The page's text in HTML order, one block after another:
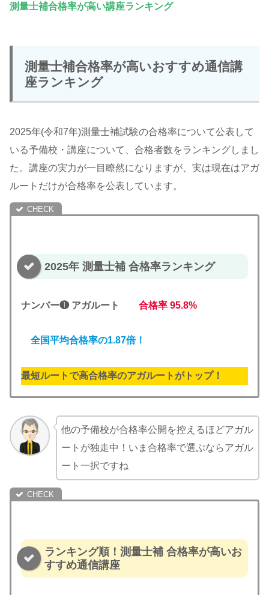
測量士補合格率が高い講座ランキング
測量士補合格率が高いおすすめ通信講
座ランキング
2025年(令和7年)測量士補試験の合格率について公表して
いる予備校・講座について、合格者数をランキングしまし
た。講座の実力が一目瞭然になりますが、実は現在はアガ
ルートだけが合格率を公表しています。
2025年 測量士補 合格率ランキング
ナンバー❶ アガルート 合格率 95.8%
全国平均合格率の1.87倍！
最短ルートで高合格率のアガルートがトップ！
他の予備校が合格率公開を控えるほどアガル
ートが独走中！いま合格率で選ぶならアガル
ート一択ですね
ランキング順！測量士補 合格率が高いお
すすめ通信講座